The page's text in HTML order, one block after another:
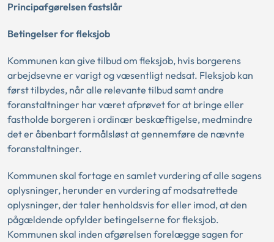
Principafgørelsen fastslår
Betingelser for fleksjob
Kommunen kan give tilbud om fleksjob, hvis borgerens
arbejdsevne er varigt og væsentligt nedsat. Fleksjob kan
først tilbydes, når alle relevante tilbud samt andre
foranstaltninger har været afprøvet for at bringe eller
fastholde borgeren i ordinær beskæftigelse, medmindre
det er åbenbart formålsløst at gennemføre de nævnte
foranstaltninger.
Kommunen skal fortage en samlet vurdering af alle sagens
oplysninger, herunder en vurdering af modsatrettede
oplysninger, der taler henholdsvis for eller imod, at den
pågældende opfylder betingelserne for fleksjob.
Kommunen skal inden afgørelsen forelægge sagen for